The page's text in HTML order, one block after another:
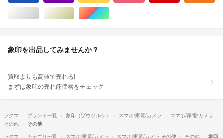
シルバー/銀色系ゴールド/金色系マルチカラー
象印を出品してみませんか？
買取よりも高値で売れる!
まずは象印の売れ筋価格をチェック
ラクマ ブランド一覧 象印（ゾウジルシ） スマホ/家電/カメラ
スマホ/家電/カメラ
その他
その他
ラクマ
カテゴリ一覧 スマホ/家電/カメラ スマホ/家電/カメラ その他 その他
象印